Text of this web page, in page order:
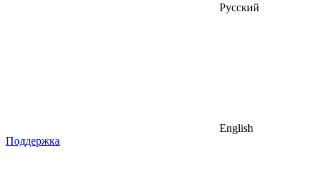
Русский
English
Поддержка